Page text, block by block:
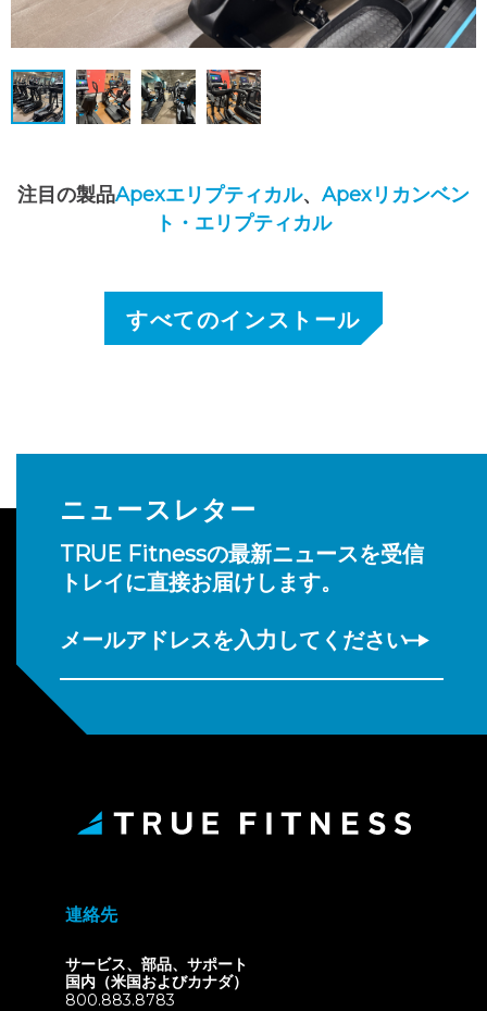
注目の製品Apexエリプティカル、 Apexリカンベン
ト・エリプティカル
すべてのインストール
ニュースレター
TRUE Fitnessの最新ニュースを受信
トレイに直接お届けします。
メールアドレスを入力してください
連絡先
サービス、部品、サポート
国内（米国およびカナダ）
800.883.8783